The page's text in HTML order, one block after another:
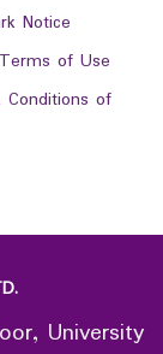
Notice
of Use
of
University